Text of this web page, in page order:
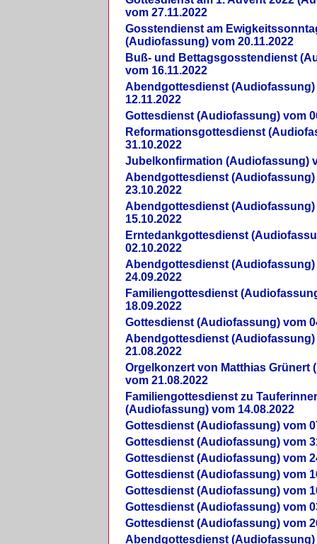
vom 27.11.2022
Gosstendienst am
(Audiofassung) vom 20.11.2022
Buß- und Bettagsgosstendienst
vom 16.11.2022
Abendgottesdienst (Audiofassung)
12.11.2022
Gottesdienst (Audiofassung) vom
Reformationsgottesdienst
31.10.2022
Jubelkonfirmation (Audiofassung)
Abendgottesdienst (Audiofassung)
23.10.2022
Abendgottesdienst (Audiofassung)
15.10.2022
Erntedankgottesdienst
02.10.2022
Abendgottesdienst (Audiofassung)
24.09.2022
Familiengottesdienst
18.09.2022
Gottesdienst (Audiofassung) vom
Abendgottesdienst (Audiofassung)
21.08.2022
Orgelkonzert von Matthias Grünert
vom 21.08.2022
Familiengottesdienst zu
(Audiofassung) vom 14.08.2022
Gottesdienst (Audiofassung) vom
Gottesdienst (Audiofassung) vom
Gottesdienst (Audiofassung) vom
Gottesdienst (Audiofassung) vom
Gottesdienst (Audiofassung) vom
Gottesdienst (Audiofassung) vom
Gottesdienst (Audiofassung) vom
Abendgottesdienst (Audiofassung)